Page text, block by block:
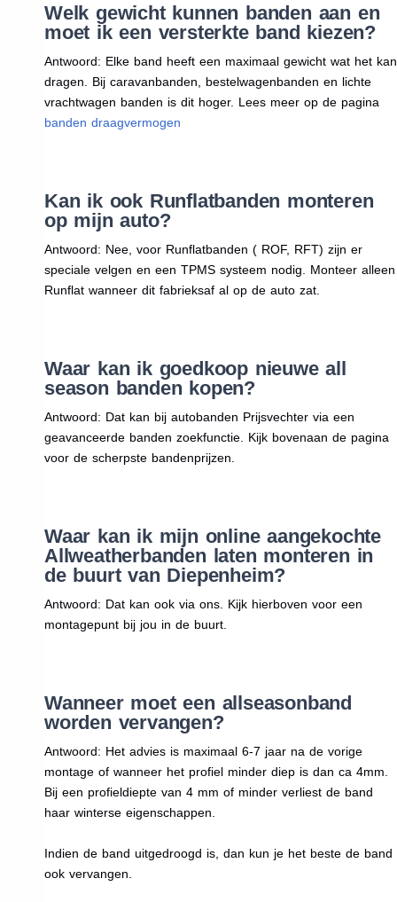
Welk gewicht kunnen banden aan en
moet ik een versterkte band kiezen?
Antwoord: Elke band heeft een maximaal gewicht wat het kan
dragen. Bij caravanbanden, bestelwagenbanden en lichte
vrachtwagen banden is dit hoger. Lees meer op de pagina
banden draagvermogen
Kan ik ook Runflatbanden monteren
op mijn auto?
Antwoord: Nee, voor Runflatbanden ( ROF, RFT) zijn er
speciale velgen en een TPMS systeem nodig. Monteer alleen
Runflat wanneer dit fabrieksaf al op de auto zat.
Waar kan ik goedkoop nieuwe all
season banden kopen?
Antwoord: Dat kan bij autobanden Prijsvechter via een
geavanceerde banden zoekfunctie. Kijk bovenaan de pagina
voor de scherpste bandenprijzen.
Waar kan ik mijn online aangekochte
Allweatherbanden laten monteren in
de buurt van Diepenheim?
Antwoord: Dat kan ook via ons. Kijk hierboven voor een
montagepunt bij jou in de buurt.
Wanneer moet een allseasonband
worden vervangen?
Antwoord: Het advies is maximaal 6-7 jaar na de vorige
montage of wanneer het profiel minder diep is dan ca 4mm.
Bij een profieldiepte van 4 mm of minder verliest de band
haar winterse eigenschappen.
Indien de band uitgedroogd is, dan kun je het beste de band
ook vervangen.